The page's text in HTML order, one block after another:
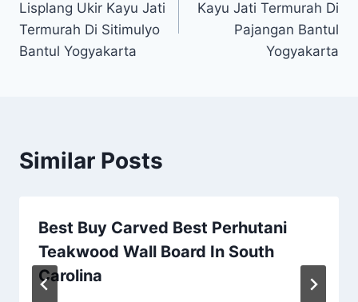
Lisplang Ukir Kayu Jati
Termurah Di Sitimulyo
Bantul Yogyakarta
Kayu Jati Termurah Di
Pajangan Bantul
Yogyakarta
Similar Posts
Best Buy Carved Best Perhutani
Teakwood Wall Board In South
Carolina